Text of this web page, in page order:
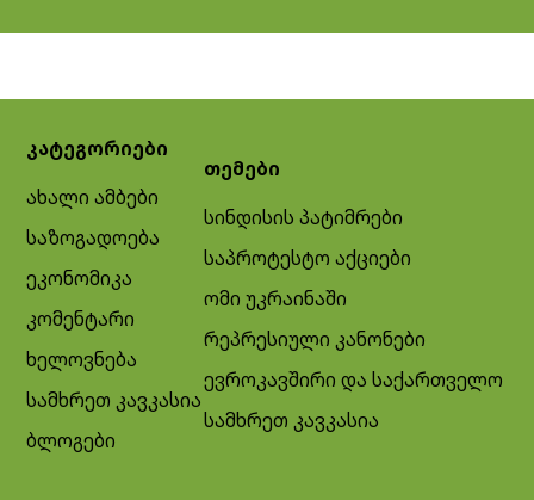
კატეგორიები
ახალი ამბები
საზოგადოება
ეკონომიკა
კომენტარი
ხელოვნება
სამხრეთ კავკასია
ბლოგები
თემები
სინდისის პატიმრები
საპროტესტო აქციები
ომი უკრაინაში
რეპრესიული კანონები
ევროკავშირი და საქართველო
სამხრეთ კავკასია